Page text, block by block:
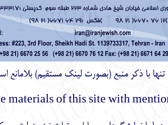
با ذكر منبع (بصورت لینک مستقیم) بلامانع